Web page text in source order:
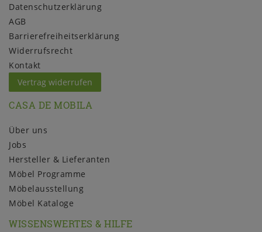
Daten­schutz­erklärung
AGB
Barrierefreiheitserklärung
Widerrufs­recht
Kontakt
Vertrag widerrufen
CASA DE MOBILA
Über uns
Jobs
Hersteller & Lieferanten
Möbel Programme
Möbelausstellung
Möbel Kataloge
WISSENSWERTES & HILFE